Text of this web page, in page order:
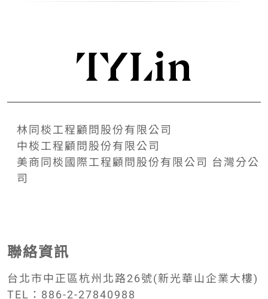
林同棪工程顧問股份有限公司
中棪工程顧問股份有限公司
美商同棪國際工程顧問股份有限公司 台灣分公
司
聯絡資訊
台北市中正區杭州北路26號(新光華山企業大樓)
TEL：886-2-27840988